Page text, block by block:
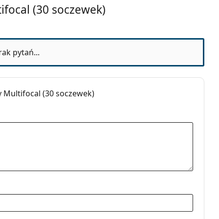
HYDRATION bez konserwantów 10 ml.
z instrukcją używania.
(30 soczewek)
pytań...
(30 soczewek)